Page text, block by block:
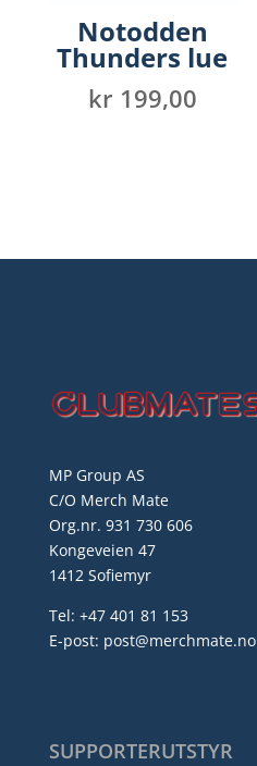
Notodden
Thunders lue
kr 199,00
MP Group AS
C/O Merch Mate
Org.nr. 931 730 606
Kongeveien 47
1412 Sofiemyr
Tel: +47 401 81 153
E-post: post@merchmate.no
SUPPORTERUTSTYR